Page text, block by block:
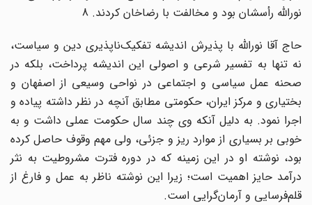
نوراللّه رأسشان بود و مخالفت با رضاخان کردند. 8
حاج آقا نوراللّه با پذیرش اندیشه تفکیک‌ناپذیری دین و سیاست،
نه تنها به تفسیر شرعی و اصولی این اندیشه پرداخت، بلکه در
صحنه عمل سیاسی و اجتماعی در نواحی وسیعی از اصفهان و
بختیاری و مرکز ایران، حکومتی مطابق آنچه در نظر داشته پیاده و
اجرا نمود. به دلیل آنکه وی چند سال حکومت عملی داشت و به
خوبی بر بسیاری از موارد ریز و جزئی، ولی مهم وقوف حاصل کرده
بود، نوشته او در این زمینه که در دوره فترت مشروطیت به نثر
درآمد حایز اهمیت است؛ زیرا این نوشته ناظر به عمل و فارغ از
قلم‌فرسایی و آرمان‌گرایی است.